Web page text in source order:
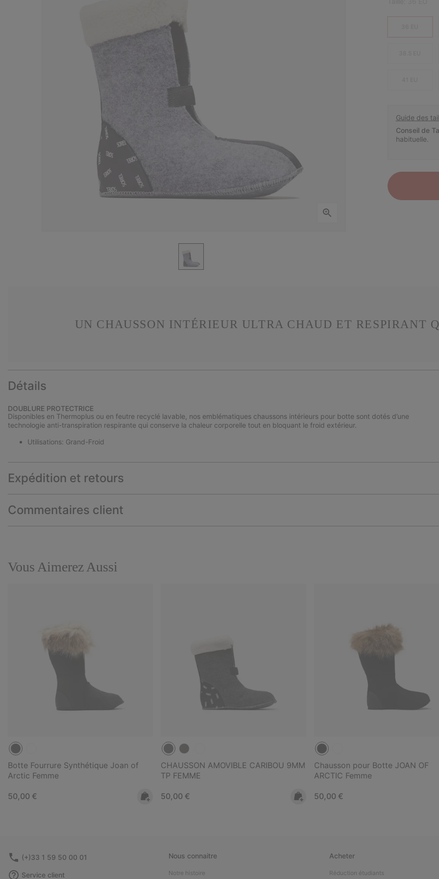
Guide des
Conseil de
habituelle.
UN CHAUSSON INTÉRIEUR ULTRA CHAUD ET RESPIRANT
Détails
DOUBLURE PROTECTRICE
Disponibles en Thermoplus ou en feutre recyclé lavable, nos emblématiques chaussons intérieurs pour botte sont dotés d’une
technologie anti-transpiration respirante qui conserve la chaleur corporelle tout en bloquant le froid extérieur.
Utilisations: Grand-Froid
Expédition et retours
Commentaires client
Vous Aimerez Aussi
Botte Fourrure Synthétique Joan of
Arctic Femme
Regular price:
50,00 €
CHAUSSON AMOVIBLE CARIBOU 9MM
TP FEMME
Regular price:
50,00 €
Chausson pour Botte JOAN OF
ARCTIC Femme
Regular price:
50,00 €
(+)33 1 59 50 00 01
Service client
Nous connaitre
Notre histoire
Acheter
Réduction étudiants